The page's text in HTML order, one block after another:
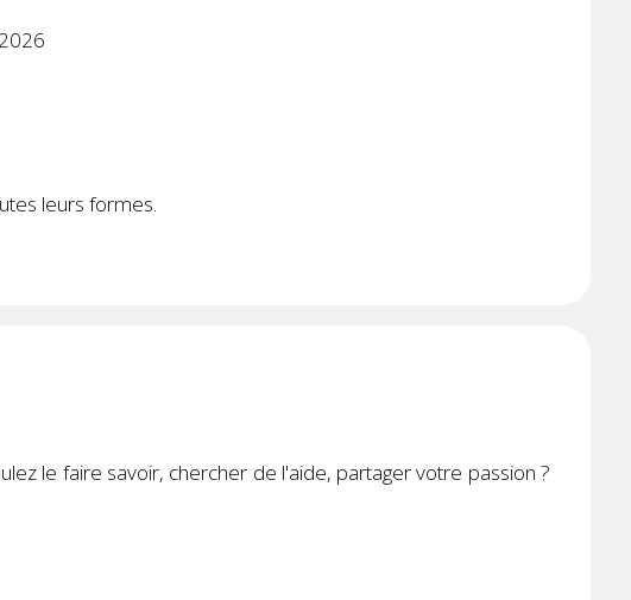
leurs formes.
le faire savoir, chercher de l'aide, partager votre passion ?